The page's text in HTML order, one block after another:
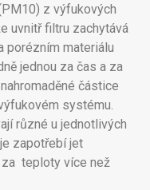
z výfukových
uvnitř filtru zachytává
porézním materiálu
jednou za čas a za
částice
systému.
různé u jednotlivých
zapotřebí jet
teploty více než